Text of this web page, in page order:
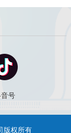
号
版权所有